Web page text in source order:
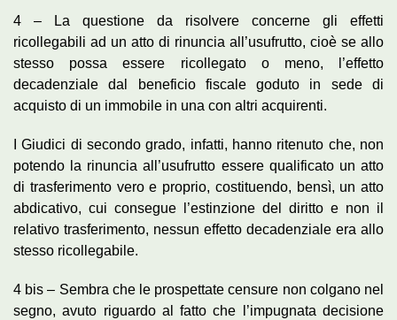
4 – La questione da risolvere concerne gli effetti
ricollegabili ad un atto di rinuncia all’usufrutto, cioè se allo
stesso possa essere ricollegato o meno, l’effetto
decadenziale dal beneficio fiscale goduto in sede di
acquisto di un immobile in una con altri acquirenti.
I Giudici di secondo grado, infatti, hanno ritenuto che, non
potendo la rinuncia all’usufrutto essere qualificato un atto
di trasferimento vero e proprio, costituendo, bensì, un atto
abdicativo, cui consegue l’estinzione del diritto e non il
relativo trasferimento, nessun effetto decadenziale era allo
stesso ricollegabile.
4 bis – Sembra che le prospettate censure non colgano nel
segno, avuto riguardo al fatto che l’impugnata decisione